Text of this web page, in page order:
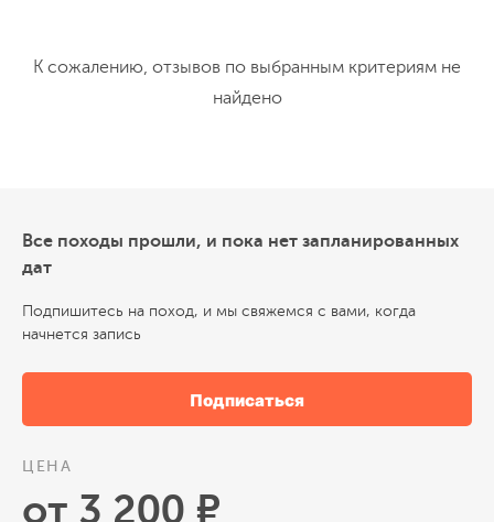
К сожалению, отзывов по выбранным критериям не
найдено
Все походы прошли, и пока нет запланированных
дат
Подпишитесь на поход, и мы свяжемся с вами, когда
начнется запись
Подписаться
ЦЕНА
от 3 200 ₽